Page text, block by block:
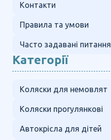
Контакти
Правила та умови
Часто задавані питання
Категорії
Коляски для немовлят
Коляски прогулянкові
Автокрісла для дітей